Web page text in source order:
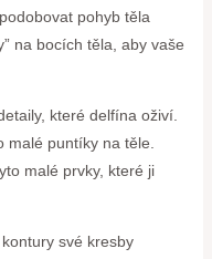
pohyb těla
na bocích těla, aby vaše
které delfína oživí.
malé puntíky na těle.
malé prvky, které ji
své kresby